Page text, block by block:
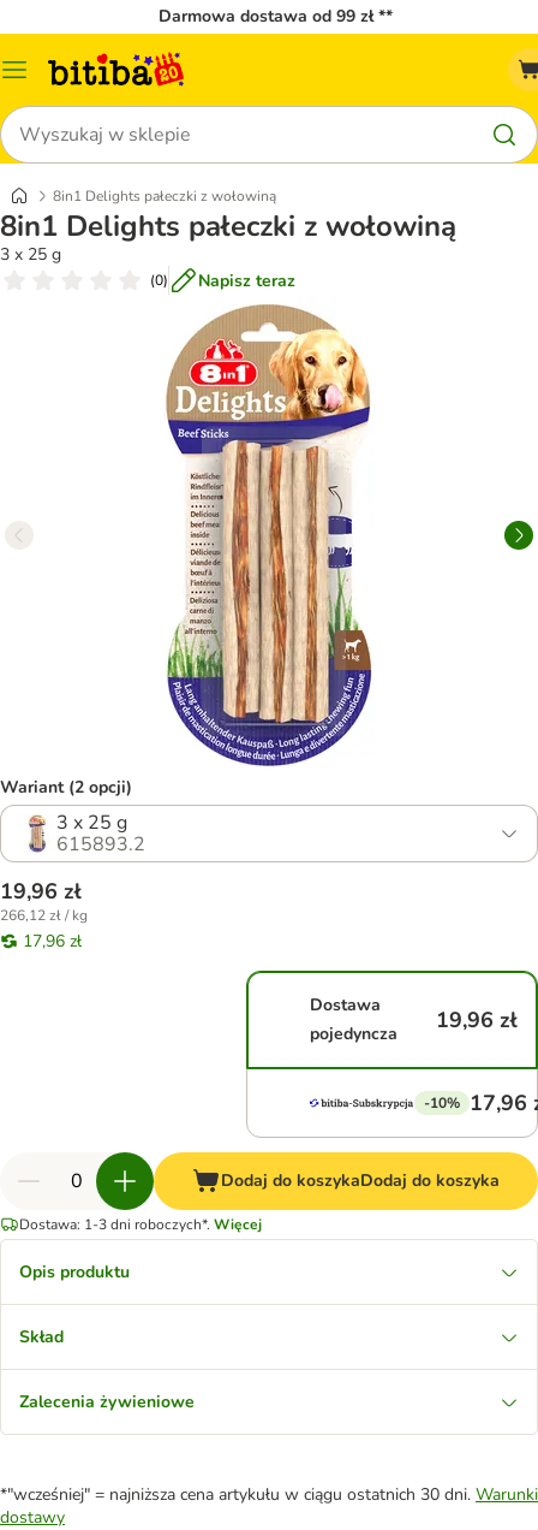
Darmowa dostawa od 99 zł **
Menu
Szukaj
8in1 Delights pałeczki z wołowiną
8in1 Delights pałeczki z wołowiną
3 x 25 g
(0) Napisz teraz
Wariant (2 opcji)
3 x 25 g
615893.2
19,96 zł
266,12 zł / kg
17,96 zł
Dostawa
pojedyncza
19,96 zł
-10% 17,96
Dodaj do koszykaDodaj do koszyka
Dostawa: 1-3 dni roboczych*. Więcej
Opis produktu
Skład
Zalecenia żywieniowe
*"wcześniej" = najniższa cena artykułu w ciągu ostatnich 30 dni. Warunki
dostawy